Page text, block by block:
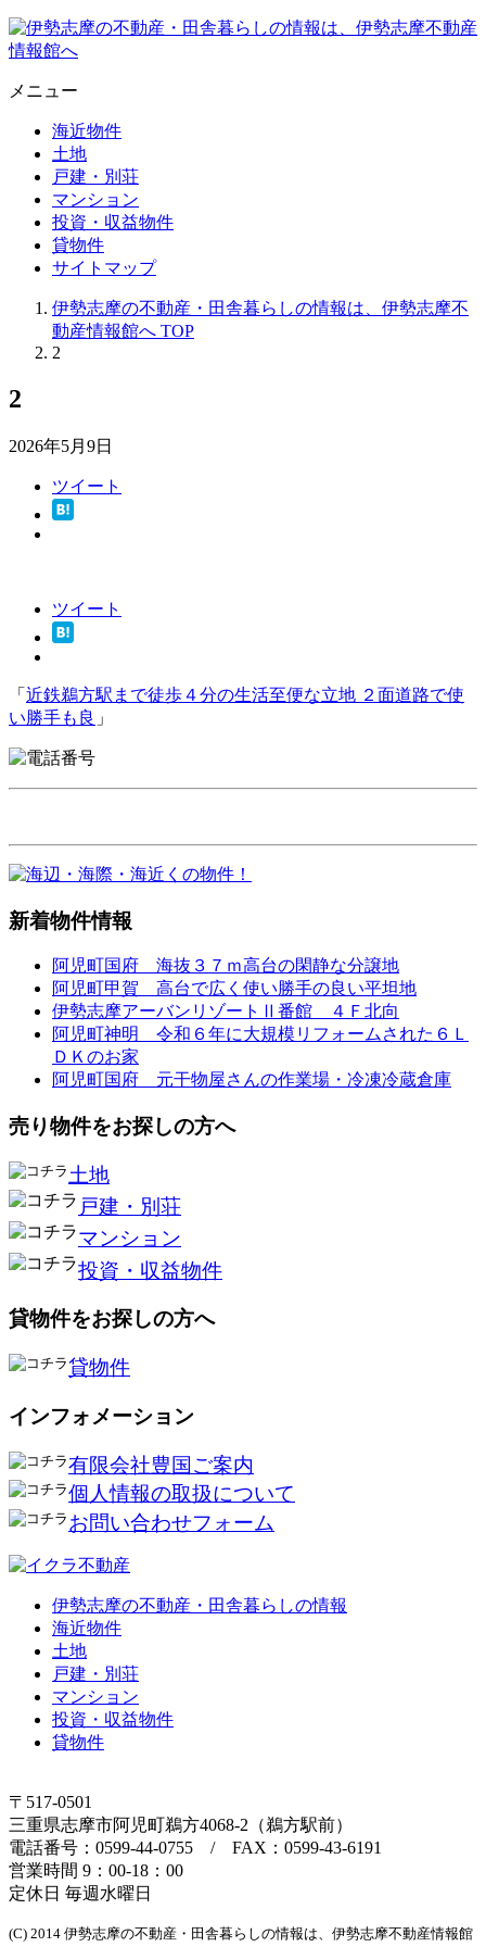
メニュー
海近物件
土地
戸建・別荘
マンション
投資・収益物件
貸物件
サイトマップ
伊勢志摩の不動産・田舎暮らしの情報は、伊勢志摩不
動産情報館へ TOP
2
2
2026年5月9日
ツイート
ツイート
「 近鉄鵜方駅まで徒歩４分の生活至便な立地 ２面道路で使
い勝手も良 」
新着物件情報
阿児町国府 海抜３７ｍ高台の閑静な分譲地
阿児町甲賀 高台で広く使い勝手の良い平坦地
伊勢志摩アーバンリゾートⅡ番館 ４Ｆ北向
阿児町神明 令和６年に大規模リフォームされた６Ｌ
ＤＫのお家
阿児町国府 元干物屋さんの作業場・冷凍冷蔵倉庫
売り物件をお探しの方へ
土地
戸建・別荘
マンション
投資・収益物件
貸物件をお探しの方へ
貸物件
インフォメーション
有限会社豊国ご案内
個人情報の取扱について
お問い合わせフォーム
伊勢志摩の不動産・田舎暮らしの情報
海近物件
土地
戸建・別荘
マンション
投資・収益物件
貸物件
〒517-0501
三重県志摩市阿児町鵜方4068-2（鵜方駅前）
電話番号：0599-44-0755 / FAX：0599-43-6191
営業時間 9：00-18：00
定休日 毎週水曜日
(C) 2014 伊勢志摩の不動産・田舎暮らしの情報は、伊勢志摩不動産情報館